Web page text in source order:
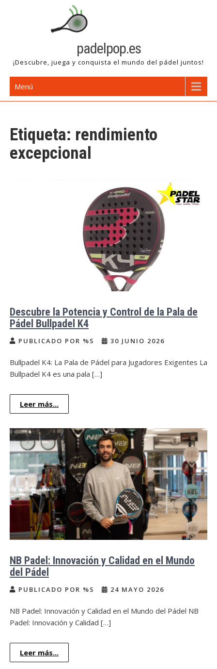
padelpop.es
¡Descubre, juega y conquista el mundo del pádel juntos!
Menú
Etiqueta: rendimiento
excepcional
Descubre la Potencia y Control de la Pala de
Pádel Bullpadel K4
PUBLICADO POR %S 30 JUNIO 2026
Bullpadel K4: La Pala de Pádel para Jugadores Exigentes La
Bullpadel K4 es una pala […]
Leer más...
NB Padel: Innovación y Calidad en el Mundo
del Pádel
PUBLICADO POR %S 24 MAYO 2026
NB Padel: Innovación y Calidad en el Mundo del Pádel NB
Padel: Innovación y Calidad […]
Leer más...